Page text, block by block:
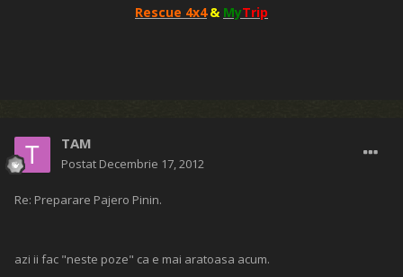
Rescue 4x4 & MyTrip
TAM
Postat Decembrie 17, 2012
Re: Preparare Pajero Pinin.
azi ii fac "neste poze" ca e mai aratoasa acum.